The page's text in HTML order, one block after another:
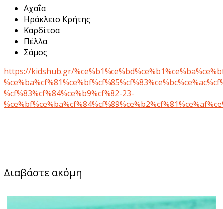
Αχαΐα
Ηράκλειο Κρήτης
Καρδίτσα
Πέλλα
Σάμος
https://kidshub.gr/
%cf%83%cf%84%ce%b9%cf%82-23-
Διαβάστε ακόμη